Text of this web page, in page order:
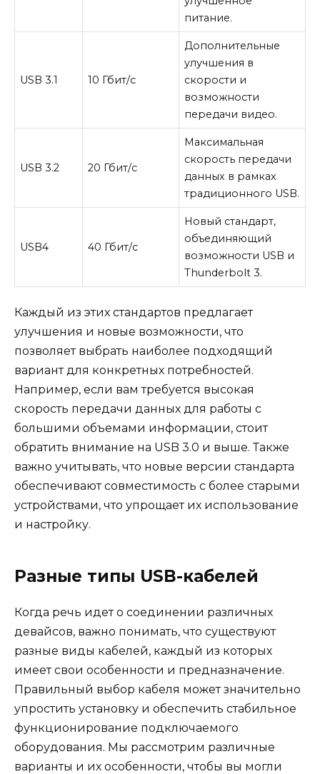
питание.
USB 3.1 10 Гбит/с
Дополнительные
улучшения в
скорости и
возможности
передачи видео.
USB 3.2 20 Гбит/с
Максимальная
скорость передачи
данных в рамках
традиционного USB.
USB4 40 Гбит/с
Новый стандарт,
объединяющий
возможности USB и
Thunderbolt 3.
Каждый из этих стандартов предлагает
улучшения и новые возможности, что
позволяет выбрать наиболее подходящий
вариант для конкретных потребностей.
Например, если вам требуется высокая
скорость передачи данных для работы с
большими объемами информации, стоит
обратить внимание на USB 3.0 и выше. Также
важно учитывать, что новые версии стандарта
обеспечивают совместимость с более старыми
устройствами, что упрощает их использование
и настройку.
Разные типы USB-кабелей
Когда речь идет о соединении различных
девайсов, важно понимать, что существуют
разные виды кабелей, каждый из которых
имеет свои особенности и предназначение.
Правильный выбор кабеля может значительно
упростить установку и обеспечить стабильное
функционирование подключаемого
оборудования. Мы рассмотрим различные
варианты и их особенности, чтобы вы могли